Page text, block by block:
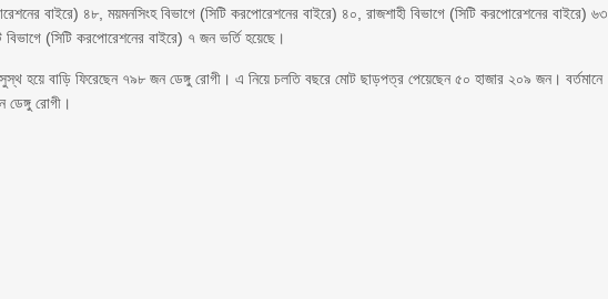
বাইরে) ৪৮, ময়মনসিংহ বিভাগে (সিটি করপোরেশনের বাইরে) ৪০, রাজশাহী বিভাগে (সিটি করপোরেশনের বাইরে) ৬৩
(সিটি করপোরেশনের বাইরে) ৭ জন ভর্তি হয়েছে।
হয়ে বাড়ি ফিরেছেন ৭৯৮ জন ডেঙ্গু রোগী। এ নিয়ে চলতি বছরে মোট ছাড়পত্র পেয়েছেন ৫০ হাজার ২০৯ জন। বর্তমানে
ডেঙ্গু রোগী।